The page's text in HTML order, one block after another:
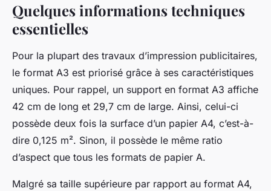
Quelques informations techniques
essentielles
Pour la plupart des travaux d’impression publicitaires,
le format A3 est priorisé grâce à ses caractéristiques
uniques. Pour rappel, un support en format A3 affiche
42 cm de long et 29,7 cm de large. Ainsi, celui-ci
possède deux fois la surface d’un papier A4, c’est-à-
dire 0,125 m². Sinon, il possède le même ratio
d’aspect que tous les formats de papier A.
Malgré sa taille supérieure par rapport au format A4,